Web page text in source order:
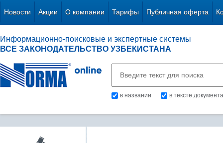
Новости Акции О компании Тарифы Публичная оферта
Информационно-поисковые и экспертные системы
ВСЕ ЗАКОНОДАТЕЛЬСТВО УЗБЕКИСТАНА
в названии в тексте документа